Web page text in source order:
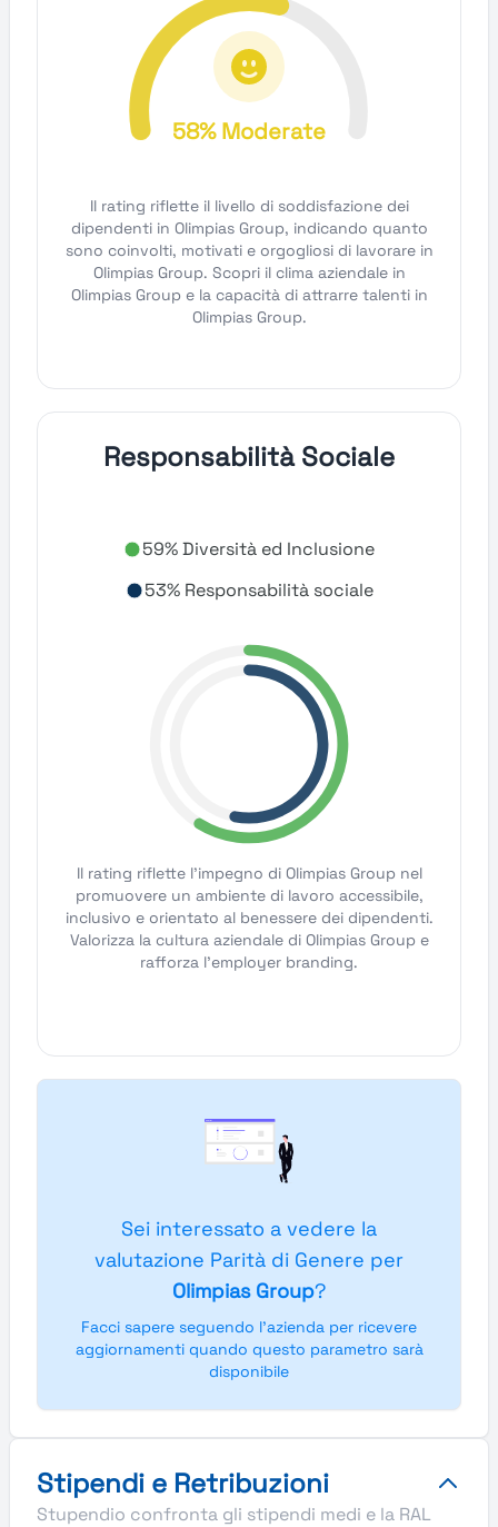
58% Moderate
Il rating riflette il livello di soddisfazione dei
dipendenti in Olimpias Group, indicando quanto
sono coinvolti, motivati e orgogliosi di lavorare in
Olimpias Group. Scopri il clima aziendale in
Olimpias Group e la capacità di attrarre talenti in
Olimpias Group.
Responsabilità Sociale
59% Diversità ed Inclusione
53% Responsabilità sociale
Il rating riflette l'impegno di Olimpias Group nel
promuovere un ambiente di lavoro accessibile,
inclusivo e orientato al benessere dei dipendenti.
Valorizza la cultura aziendale di Olimpias Group e
rafforza l'employer branding.
Sei interessato a vedere la
valutazione Parità di Genere per
Olimpias Group?
Facci sapere seguendo l'azienda per ricevere
aggiornamenti quando questo parametro sarà
disponibile
Stipendi e Retribuzioni
Stupendio confronta gli stipendi medi e la RAL